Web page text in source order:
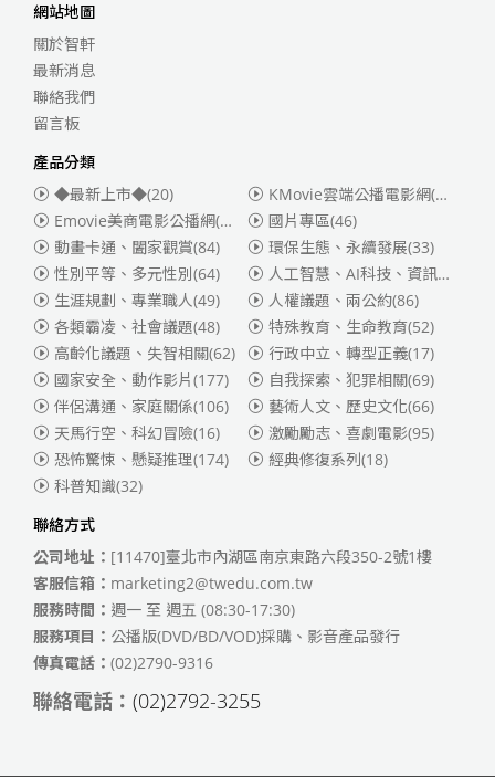
網站地圖
關於智軒
最新消息
聯絡我們
留言板
產品分類
◆最新上市◆(20)
KMovie雲端公播電影網(迪士尼、福斯、索尼)
Emovie美商電影公播網(華納)
(186)
國片專區(46)
動畫卡通、闔家觀賞(84) 環保生態、永續發展(33)
性別平等、多元性別(64) 人工智慧、AI科技、資訊安全
生涯規劃、專業職人(49) 人權議題、兩公約(86)
各類霸凌、社會議題(48) 特殊教育、生命教育(52)
高齡化議題、失智相關(62) 行政中立、轉型正義(17)
國家安全、動作影片(177) 自我探索、犯罪相關(69)
伴侶溝通、家庭關係(106) 藝術人文、歷史文化(66)
天馬行空、科幻冒險(16) 激勵勵志、喜劇電影(95)
恐怖驚悚、懸疑推理(174) 經典修復系列(18)
科普知識(32)
聯絡方式
公司地址： [11470]臺北市內湖區南京東路六段350-2號1樓
客服信箱： marketing2@twedu.com.tw
服務時間： 週一 至 週五 (08:30-17:30)
服務項目： 公播版(DVD/BD/VOD)採購、影音產品發行
傳真電話： (02)2790-9316
聯絡電話： (02)2792-3255